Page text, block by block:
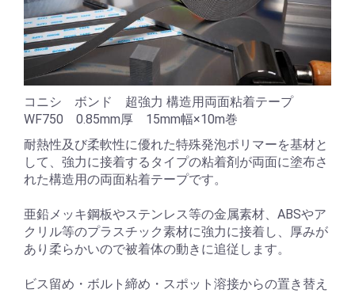
コニシ ボンド 超強力 構造用両面粘着テープ
WF750 0.85mm厚 15mm幅×10m巻
耐熱性及び柔軟性に優れた特殊発泡ポリマーを基材と
して、強力に接着するタイプの粘着剤が両面に塗布さ
れた構造用の両面粘着テープです。
亜鉛メッキ鋼板やステンレス等の金属素材、ABSやア
クリル等のプラスチック素材に強力に接着し、厚みが
あり柔らかいので被着体の動きに追従します。
ビス留め・ボルト締め・スポット溶接からの置き替え